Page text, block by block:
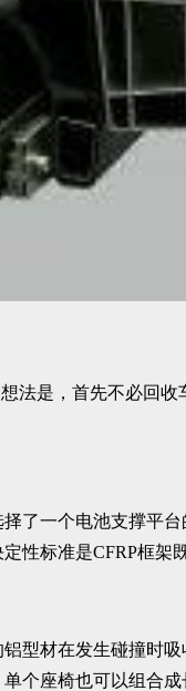
法是，首先不必回
了一个电池支撑平
性标准是CFRP框架
型材在发生碰撞时
个座椅也可以组合成